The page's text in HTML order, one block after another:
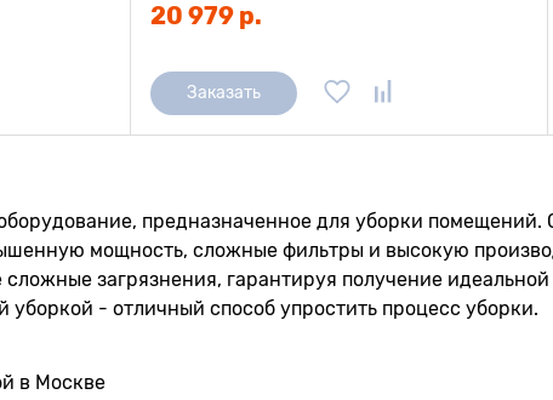
20 979 р.
Заказать
предназначенное для уборки
мощность, сложные фильтры и высокую
загрязнения, гарантируя получение
уборкой - отличный способ упростить процесс уборки.